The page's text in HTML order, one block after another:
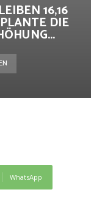
16,16
DIE
WhatsApp